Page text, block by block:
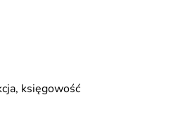
księgowość